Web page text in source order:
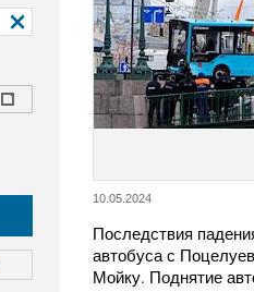
10.05.2024
Последствия
автобуса с
Мойку. Поднятие